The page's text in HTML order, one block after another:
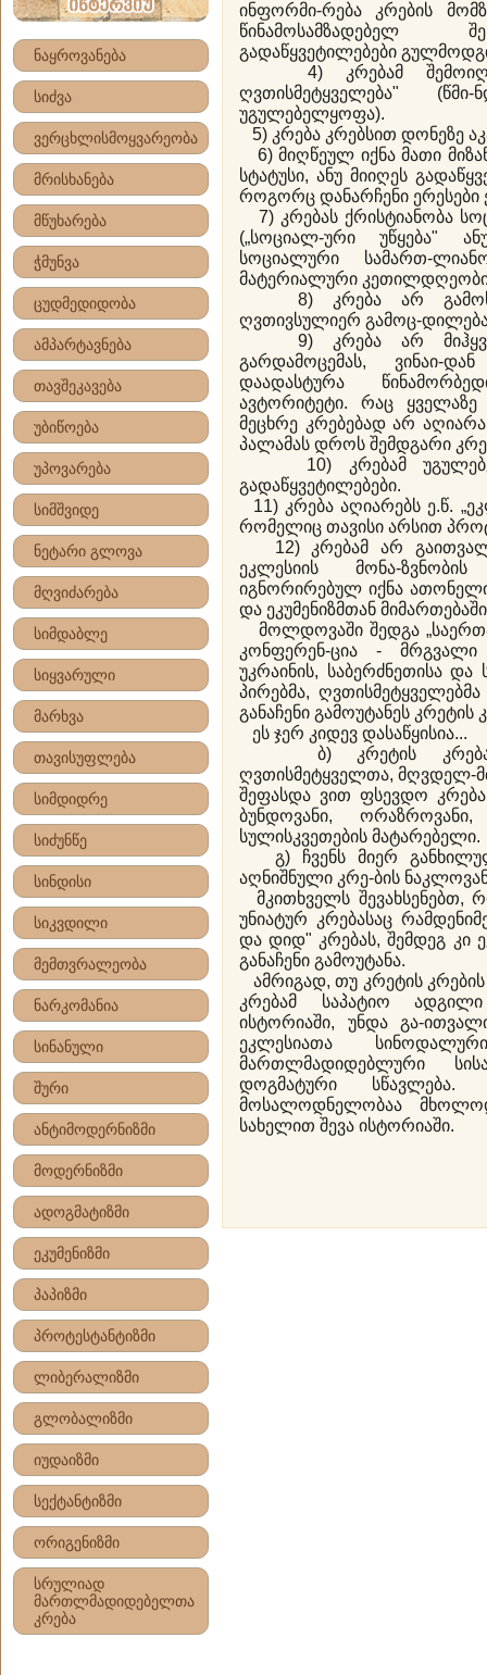
ნაყროვანება
სიძვა
ვერცხლისმოყვარეობა
მრისხანება
მწუხარება
ჭმუნვა
ცუდმედიდობა
ამპარტავნება
თავშეკავება
უბიწოება
უპოვარება
სიმშვიდე
ნეტარი გლოვა
მღვიძარება
სიმდაბლე
სიყვარული
მარხვა
თავისუფლება
სიმდიდრე
სიძუნწე
სინდისი
სიკვდილი
მემთვრალეობა
ნარკომანია
სინანული
შური
ანტიმოდერნიზმი
მოდერნიზმი
ადოგმატიზმი
ეკუმენიზმი
პაპიზმი
პროტესტანტიზმი
ლიბერალიზმი
გლობალიზმი
იუდაიზმი
სექტანტიზმი
ორიგენიზმი
სრულიად
მართლმადიდებელთა
კრება
ინფორმი-რება კრების
წინამოსამზადებელ
გადაწყვეტილებები
4) კრებამ შემოიღო
ღვთისმეტყველება"
უგულებელყოფა).
5) კრება კრებსით დონეზე
6) მიღწეულ იქნა მათი
სტატუსი, ანუ მიიღეს
როგორც დანარჩენი ერესები
7) კრებას ქრისტიანობა
(„სოციალ-ური უწყება"
სოციალური სამართ-
მატერიალური
8) კრება არ
ღვთივსულიერ გამოც-
9) კრება არ
გარდამოცემას, ვინაი-
დაადასტურა
ავტორიტეტი. რაც ყველაზე
მეცხრე კრებებად არ
პალამას დროს შემდგარი
10) კრებამ
გადაწყვეტილებები.
11) კრება აღიარებს ე.წ.
რომელიც თავისი არსით
12) კრებამ არ
ეკლესიის მონა-
იგნორირებულ იქნა ათონელი
და ეკუმენიზმთან
მოლდოვაში შედგა
კონფერენ-ცია -
უკრაინის, საბერძნეთისა
პირებმა,
განაჩენი გამოუტანეს კრეტის
ეს ჯერ კიდევ დასაწყისია...
ბ) კრეტის კრება
ღვთისმეტყველთა, მღვდელ-
შეფასდა ვით ფსევდო
ბუნდოვანი, ორაზროვანი,
სულისკვეთების მატარებელი.
გ) ჩვენს მიერ
აღნიშნული კრე-ბის
მკითხველს
უნიატურ კრებასაც
და დიდ" კრებას, შემდეგ კი
განაჩენი გამოუტანა.
ამრიგად, თუ კრეტის
კრებამ საპატიო
ისტორიაში, უნდა გა-
ეკლესიათა
მართლმადიდებლური
დოგმატური
მოსალოდნელობაა
სახელით შევა ისტორიაში.